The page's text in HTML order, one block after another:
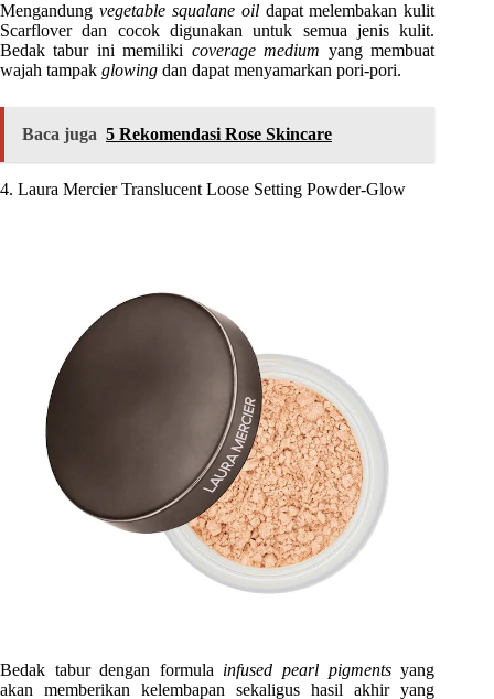
Mengandung vegetable squalane oil dapat melembakan kulit
Scarflover dan cocok digunakan untuk semua jenis kulit.
Bedak tabur ini memiliki coverage medium yang membuat
wajah tampak glowing dan dapat menyamarkan pori-pori.
Baca juga 5 Rekomendasi Rose Skincare
4. Laura Mercier Translucent Loose Setting Powder-Glow
Bedak tabur dengan formula infused pearl pigmentsyang
akan memberikan kelembapan sekaligus hasil akhir yang